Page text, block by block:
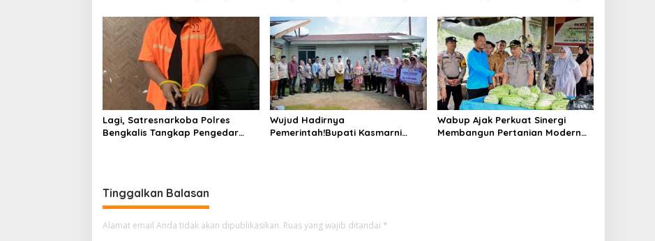
Negeri Junjungan.
Pelaksanaan APBD Tahun
Anggaran 2025
Lagi, Satresnarkoba Polres
Bengkalis Tangkap Pengedar
Wujud Hadirnya
Pemerintah!Bupati Kasmarni
Wabup Ajak Perkuat Sinergi
Membangun Pertanian Modern
Tinggalkan Balasan
Alamat email Anda tidak akan dipublikasikan. Ruas yang wajib ditandai *